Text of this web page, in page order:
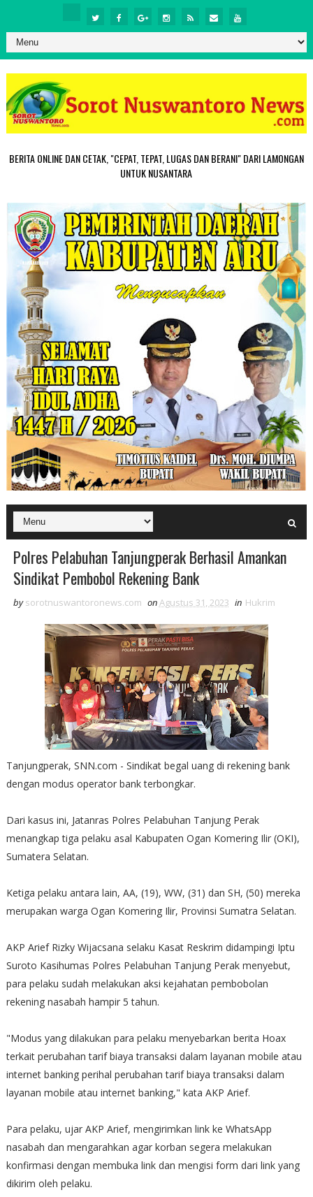
BERITA ONLINE DAN CETAK, "CEPAT, TEPAT, LUGAS DAN BERANI" DARI LAMONGAN
UNTUK NUSANTARA
Polres Pelabuhan Tanjungperak Berhasil Amankan
Sindikat Pembobol Rekening Bank
by sorotnuswantoronews.com onAgustus 31, 2023 in Hukrim
Tanjungperak, SNN.com - Sindikat begal uang di rekening bank
dengan modus operator bank terbongkar.
Dari kasus ini, Jatanras Polres Pelabuhan Tanjung Perak
menangkap tiga pelaku asal Kabupaten Ogan Komering Ilir (OKI),
Sumatera Selatan.
Ketiga pelaku antara lain, AA, (19), WW, (31) dan SH, (50) mereka
merupakan warga Ogan Komering Ilir, Provinsi Sumatra Selatan.
AKP Arief Rizky Wijacsana selaku Kasat Reskrim didampingi Iptu
Suroto Kasihumas Polres Pelabuhan Tanjung Perak menyebut,
para pelaku sudah melakukan aksi kejahatan pembobolan
rekening nasabah hampir 5 tahun.
"Modus yang dilakukan para pelaku menyebarkan berita Hoax
terkait perubahan tarif biaya transaksi dalam layanan mobile atau
internet banking perihal perubahan tarif biaya transaksi dalam
layanan mobile atau internet banking," kata AKP Arief.
Para pelaku, ujar AKP Arief, mengirimkan link ke WhatsApp
nasabah dan mengarahkan agar korban segera melakukan
konfirmasi dengan membuka link dan mengisi form dari link yang
dikirim oleh pelaku.